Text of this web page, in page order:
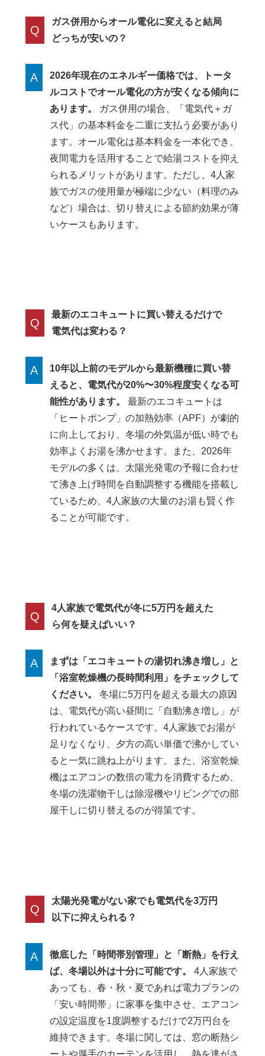
Q
ガス併用からオール電化に変えると結局
どっちが安いの？
A
2026年現在のエネルギー価格では、トータ
ルコストでオール電化の方が安くなる傾向に
あります。
ガス併用の場合、「電気代＋ガ
ス代」の基本料金を二重に支払う必要があり
ます。オール電化は基本料金を一本化でき、
夜間電力を活用することで給湯コストを抑え
られるメリットがあります。ただし、4人家
族でガスの使用量が極端に少ない（料理のみ
など）場合は、切り替えによる節約効果が薄
いケースもあります。
Q
最新のエコキュートに買い替えるだけで
電気代は変わる？
A
10年以上前のモデルから最新機種に買い替
えると、電気代が20%〜30%程度安くなる可
能性があります。
最新のエコキュートは
「ヒートポンプ」の加熱効率（APF）が劇的
に向上しており、冬場の外気温が低い時でも
効率よくお湯を沸かせます。また、2026年
モデルの多くは、太陽光発電の予報に合わせ
て沸き上げ時間を自動調整する機能を搭載し
ているため、4人家族の大量のお湯も賢く作
ることが可能です。
Q
4人家族で電気代が冬に5万円を超えた
ら何を疑えばいい？
A
まずは「エコキュートの湯切れ沸き増し」と
「浴室乾燥機の長時間利用」をチェックして
ください。
冬場に5万円を超える最大の原因
は、電気代が高い昼間に「自動沸き増し」が
行われているケースです。4人家族でお湯が
足りなくなり、夕方の高い単価で沸かしてい
ると一気に跳ね上がります。また、浴室乾燥
機はエアコンの数倍の電力を消費するため、
冬場の洗濯物干しは除湿機やリビングでの部
屋干しに切り替えるのが得策です。
Q
太陽光発電がない家でも電気代を3万円
以下に抑えられる？
A
徹底した「時間帯別管理」と「断熱」を行え
ば、冬場以外は十分に可能です。
4人家族で
あっても、春・秋・夏であれば電力プランの
「安い時間帯」に家事を集中させ、エアコン
の設定温度を1度調整するだけで2万円台を
維持できます。冬場に関しては、窓の断熱シ
ートや厚手のカーテンを活用し、熱を逃がさ